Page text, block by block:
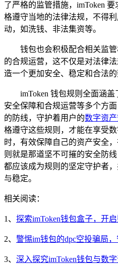
了严格的监管措施，imToken
格遵守当地的法律法规，不得
动，如洗钱、非法集资等。
钱包也会积极配合相关监
的合规运营，这不仅是对法律
造一个更加安全、稳定和合法的
imToken 钱包规则全面涵盖
安全保障和合规运营等多个方
的防线，守护着用户的数字资
格遵守这些规则，才能在享受
时，有效保障自己的资产安全
则就是那道坚不可摧的安全防
都应该成为规则的坚定守护者
与稳定。
相关阅读：
1、 探索imToken钱包盒子，开
2、 警惕im钱包的dpc空投骗局
3、 深入探究imToken钱包与数